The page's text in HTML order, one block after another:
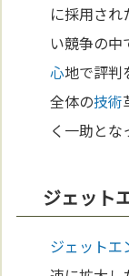
に採用され
い競争の中
心地で評判
全体の技術
く一助とな
ジェット
ジェットエ